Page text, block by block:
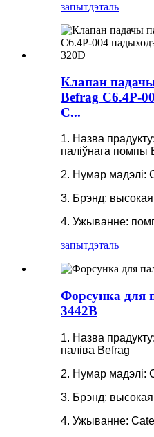
запытдэталь
Клапан
Befrag C6.4P-
C...
1. Назва
паліўнага помпы
2. Нумар мадэлі:
3. Брэнд: высокая
4. Ужыванне:
запытдэталь
Форсунка для
3442B
1. Назва
паліва Befrag
2. Нумар мадэлі:
3. Брэнд: высокая
4. Ужыванне: